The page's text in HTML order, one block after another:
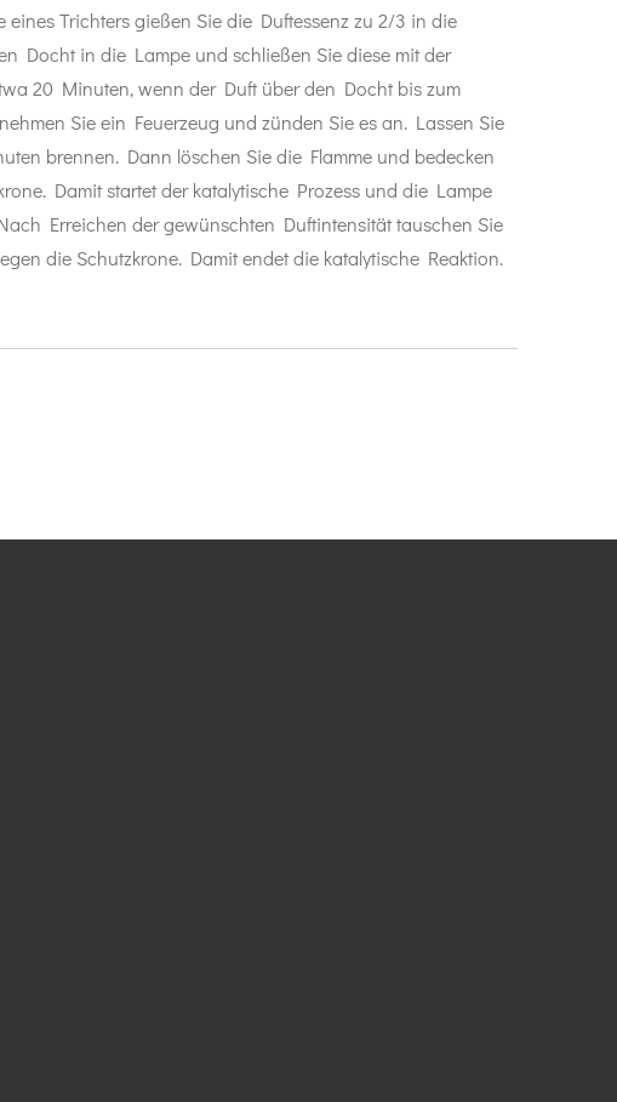
eines Trichters gießen Sie die Duftessenz zu 2/3 in die
Docht in die Lampe und schließen Sie diese mit der
20 Minuten, wenn der Duft über den Docht bis zum
Sie ein Feuerzeug und zünden Sie es an. Lassen Sie
brennen. Dann löschen Sie die Flamme und bedecken
Damit startet der katalytische Prozess und die Lampe
Erreichen der gewünschten Duftintensität tauschen Sie
die Schutzkrone. Damit endet die katalytische Reaktion.